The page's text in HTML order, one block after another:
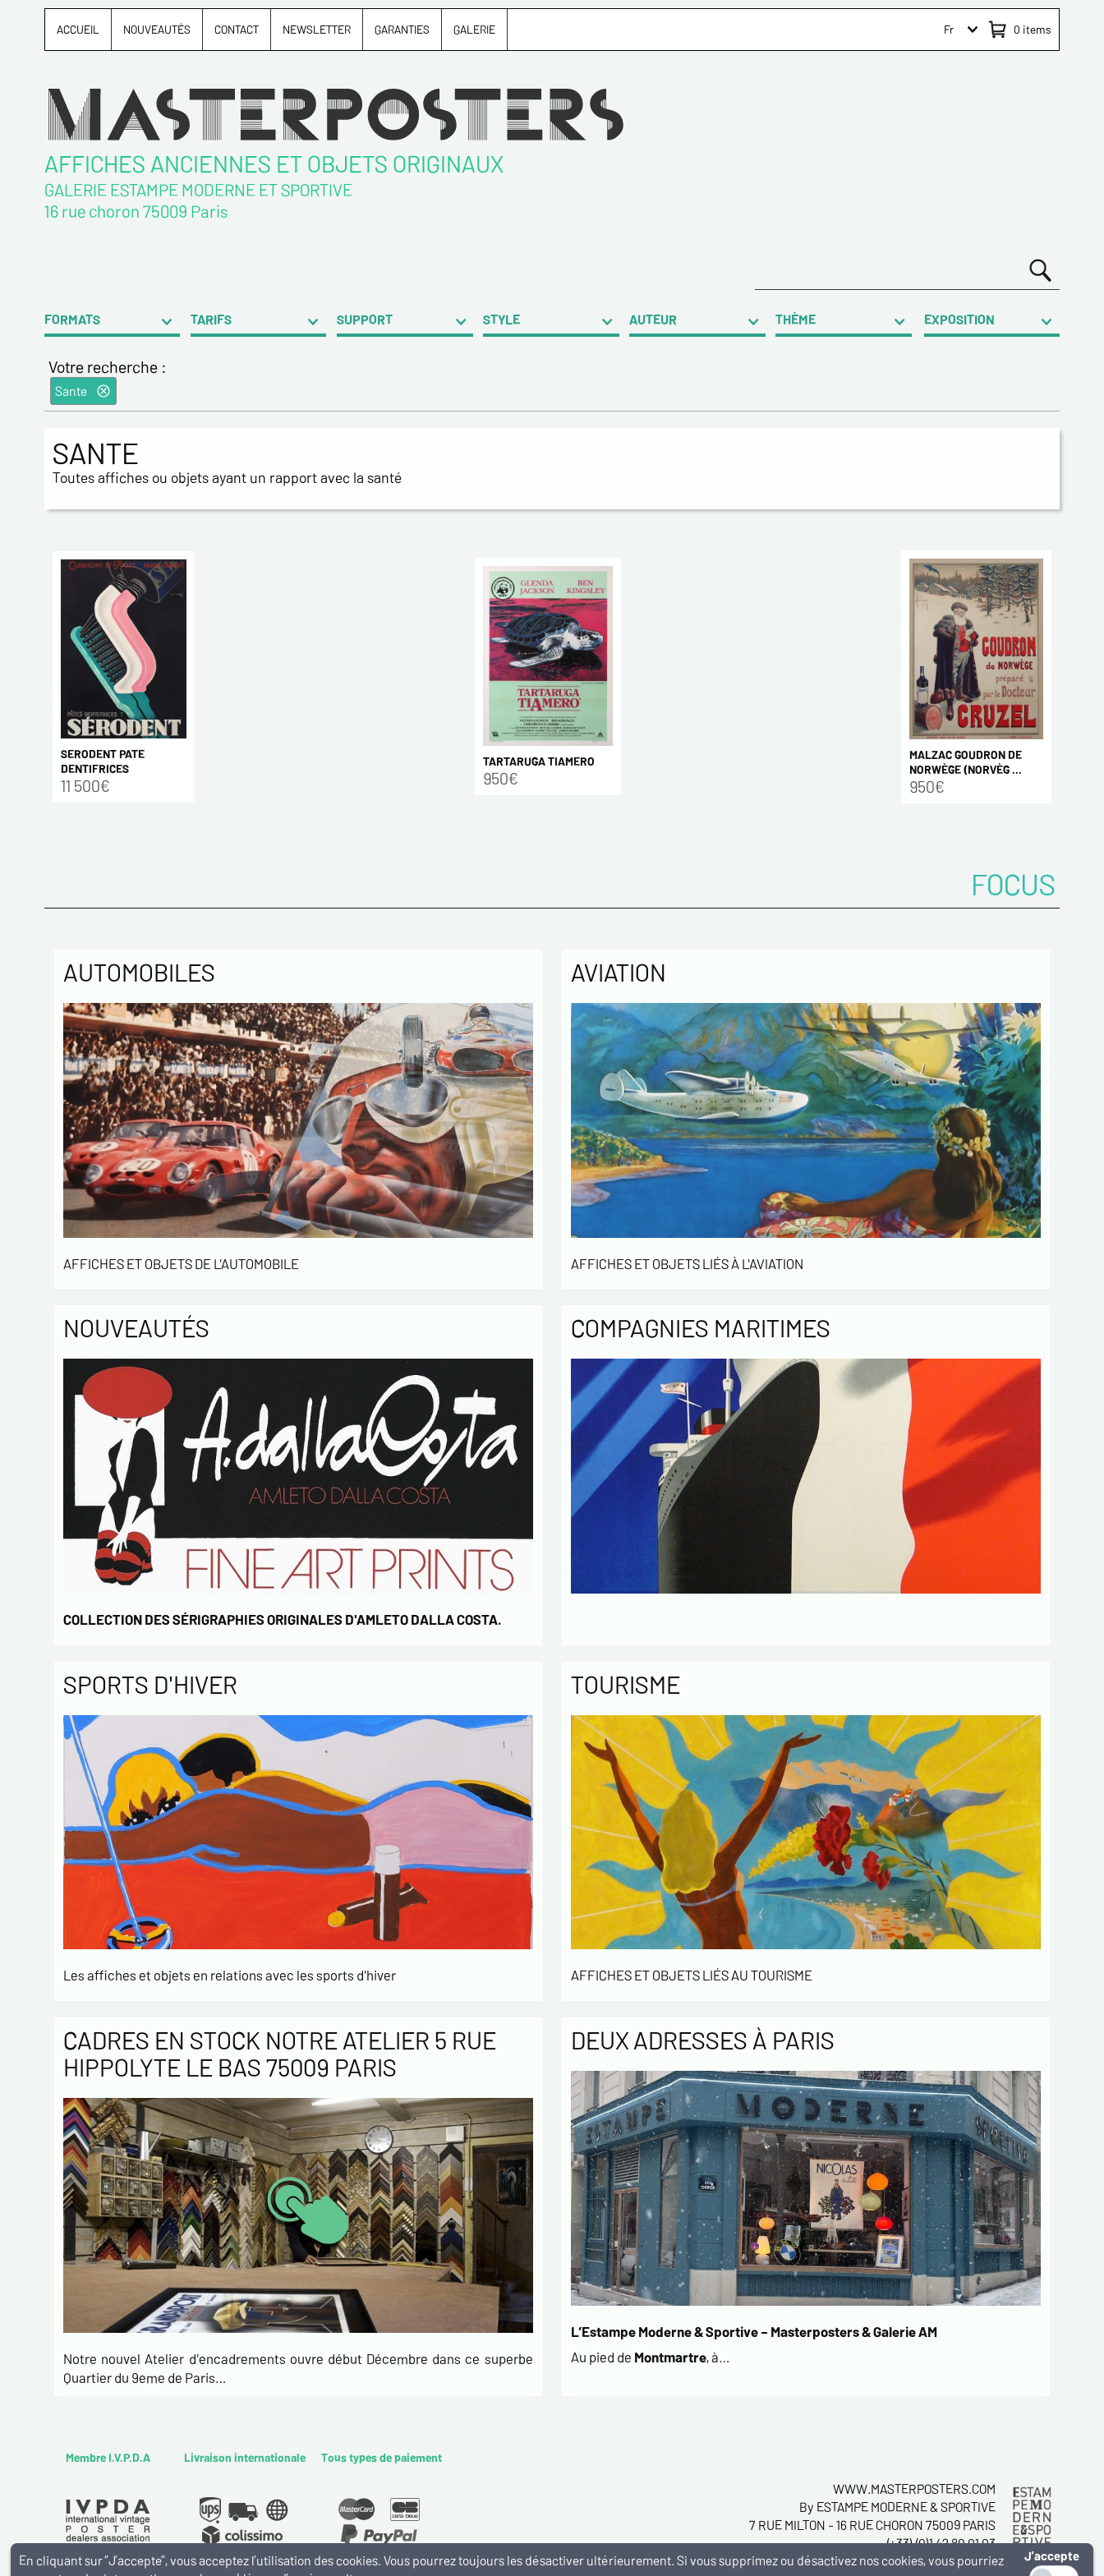
ACCUEIL NOUVEAUTÉS CONTACT NEWSLETTER GARANTIES GALERIE 0 items
Fr
AFFICHES ANCIENNES ET OBJETS ORIGINAUX
GALERIE ESTAMPE MODERNE ET SPORTIVE
16 rue choron 75009 Paris
FORMATS TARIFS SUPPORT STYLE AUTEUR THÈME EXPOSITION
Votre recherche :
Sante
SANTE
Toutes affiches ou objets ayant un rapport avec la santé
SERODENT PATE
DENTIFRICES
11 500€
TARTARUGA TIAMERO
950€
MALZAC GOUDRON DE
NORWÈGE (NORVÈG ...
950€
FOCUS
AUTOMOBILES
AFFICHES ET OBJETS DE L'AUTOMOBILE
AVIATION
AFFICHES ET OBJETS LIÉS À L'AVIATION
NOUVEAUTÉS
COLLECTION DES SÉRIGRAPHIES ORIGINALES D'AMLETO DALLA COSTA.
COMPAGNIES MARITIMES
SPORTS D'HIVER
Les affiches et objets en relations avec les sports d'hiver
TOURISME
AFFICHES ET OBJETS LIÉS AU TOURISME
CADRES EN STOCK NOTRE ATELIER 5 RUE
HIPPOLYTE LE BAS 75009 PARIS
Notre nouvel Atelier d'encadrements ouvre début Décembre dans ce superbe
Quartier du 9eme de Paris…
DEUX ADRESSES À PARIS
L’Estampe Moderne & Sportive – Masterposters & Galerie AM
Au pied de Montmartre, à…
Membre I.V.P.D.A Livraison internationale Tous types de paiement
WWW.MASTERPOSTERS.COM
By ESTAMPE MODERNE & SPORTIVE
7 RUE MILTON - 16 RUE CHORON 75009 PARIS
(+33) (0)1 42 80 01 03
J’accepte
En cliquant sur ”J’accepte”, vous acceptez l’utilisation des cookies. Vous pourrez toujours les désactiver ultérieurement. Si vous supprimez ou désactivez nos cookies, vous pourriez